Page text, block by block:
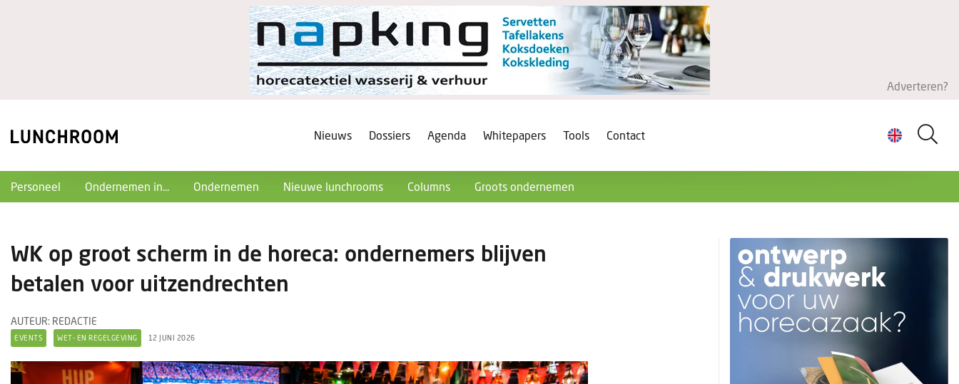
Adverteren?
Nieuws Dossiers Agenda Whitepapers Tools Contact
Personeel Ondernemen in... Ondernemen Nieuwe lunchrooms Columns Groots ondernemen
WK op groot scherm in de horeca: ondernemers blijven
betalen voor uitzendrechten
AUTEUR: REDACTIE
EVENTS WET- EN REGELGEVING 12 JUNI 2026